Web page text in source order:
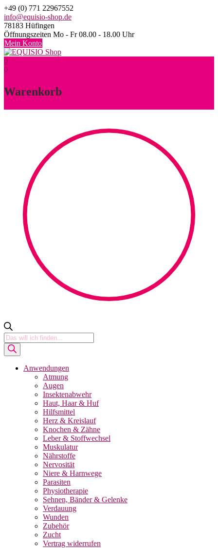
Skip
to
content
+49 (0) 771 22967552
info@equisio-shop.de
78183 Hüfingen
Öffnungszeiten Mo - Fr 08.00 - 18.00 Uhr
Mein Konto
0
0
Warenkorb
Products
search
Anwendungen
Atmung
Augen
Insektenabwehr
Haut, Haar & Huf
Hilfsmittel
Herz & Kreislauf
Knochen & Zähne
Leber & Stoffwechsel
Muskulatur
Nährstoffe
Nervosität
Niere & Harnwege
Parasiten
Physiotherapie
Sehnen, Bänder & Gelenke
Verdauung
Wunden
Zubehör
Zucht
Vertrag widerrufen